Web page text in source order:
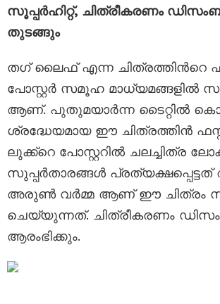
സൂപ്പർഹിറ്റ്, ചിത്രീകരണം
തുടങ്ങും
തഗ് ലൈഫ് എന്ന ചിത്രത്തിന്‍റെ
പോസ്റ്റർ സമൂഹ മാധ്യമങ്ങളിൽ
ആണ്. പുതുമയാർന്ന ടൈറ്റിൽ
ശ്രദ്ധേയമായ ഈ ചിത്രത്തിന്‍
ലുക്ക്റെ പോസ്റ്ററിൽ ചലച്ചിത്ര
സുപ്പർതാരങ്ങള്‍ പ്രത്യക്ഷപ്പെട്ടത്
അരുൺ വർമ്മ ആണ് ഈ ചിത്രം
ചെയ്യുന്നത്. ചിത്രീകരണം
ആരംഭിക്കും.